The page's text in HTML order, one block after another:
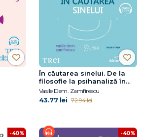
În căutarea sinelui. De la
filosofie la psihanaliză în
comunism
Vasile Dem. Zamfirescu
43.77 lei 72.94 lei
-40% -40%